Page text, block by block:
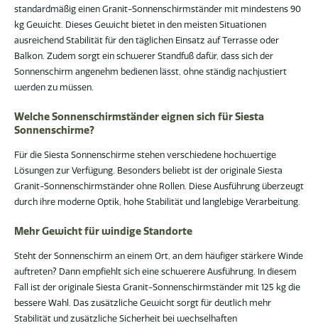
standardmäßig einen Granit-Sonnenschirmständer mit mindestens 90
kg Gewicht. Dieses Gewicht bietet in den meisten Situationen
ausreichend Stabilität für den täglichen Einsatz auf Terrasse oder
Balkon. Zudem sorgt ein schwerer Standfuß dafür, dass sich der
Sonnenschirm angenehm bedienen lässt, ohne ständig nachjustiert
werden zu müssen.
Welche Sonnenschirmständer eignen sich für Siesta
Sonnenschirme?
Für die Siesta Sonnenschirme stehen verschiedene hochwertige
Lösungen zur Verfügung. Besonders beliebt ist der originale Siesta
Granit-Sonnenschirmständer ohne Rollen. Diese Ausführung überzeugt
durch ihre moderne Optik, hohe Stabilität und langlebige Verarbeitung.
Mehr Gewicht für windige Standorte
Steht der Sonnenschirm an einem Ort, an dem häufiger stärkere Winde
auftreten? Dann empfiehlt sich eine schwerere Ausführung. In diesem
Fall ist der originale Siesta Granit-Sonnenschirmständer mit 125 kg die
bessere Wahl. Das zusätzliche Gewicht sorgt für deutlich mehr
Stabilität und zusätzliche Sicherheit bei wechselhaften